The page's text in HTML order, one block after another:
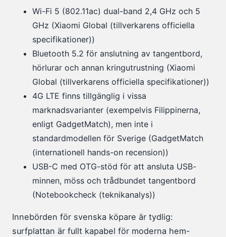
Wi-Fi 5 (802.11ac) dual-band 2,4 GHz och 5
GHz (Xiaomi Global (tillverkarens officiella
specifikationer))
Bluetooth 5.2 för anslutning av tangentbord,
hörlurar och annan kringutrustning (Xiaomi
Global (tillverkarens officiella specifikationer))
4G LTE finns tillgänglig i vissa
marknadsvarianter (exempelvis Filippinerna,
enligt GadgetMatch), men inte i
standardmodellen för Sverige (GadgetMatch
(internationell hands-on recension))
USB-C med OTG-stöd för att ansluta USB-
minnen, möss och trådbundet tangentbord
(Notebookcheck (teknikanalys))
Innebörden för svenska köpare är tydlig:
surfplattan är fullt kapabel för moderna hem-